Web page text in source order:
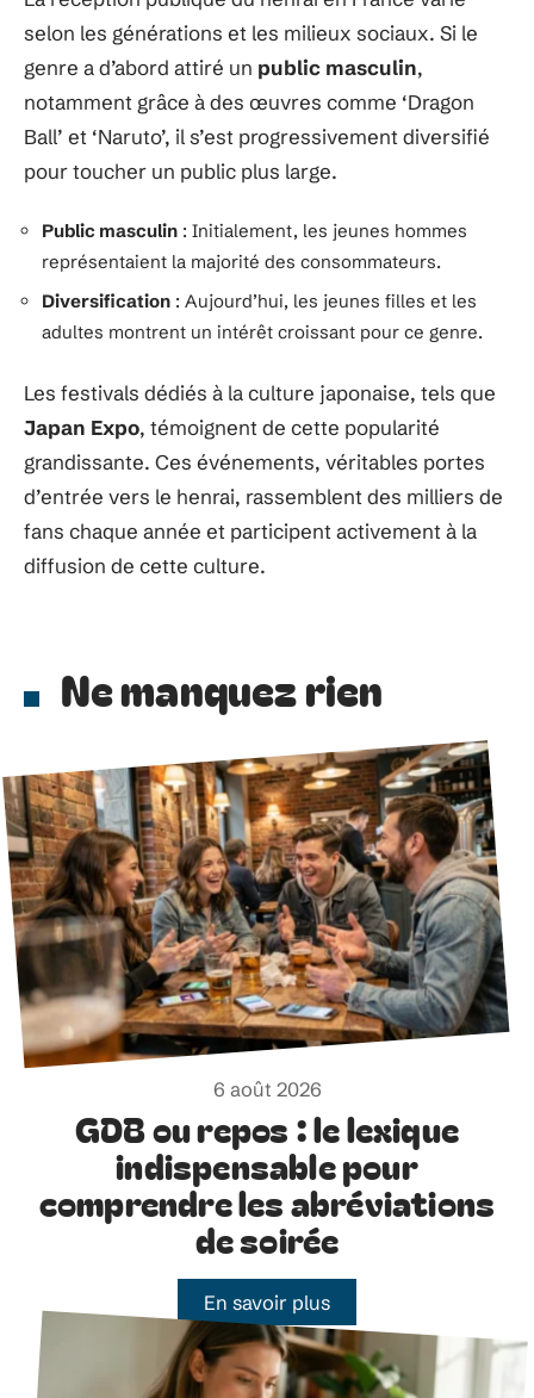
selon les générations et les milieux sociaux. Si le
genre a d’abord attiré un public masculin,
notamment grâce à des œuvres comme ‘Dragon
Ball’ et ‘Naruto’, il s’est progressivement diversifié
pour toucher un public plus large.
Public masculin : Initialement, les jeunes hommes
représentaient la majorité des consommateurs.
Diversification : Aujourd’hui, les jeunes filles et les
adultes montrent un intérêt croissant pour ce genre.
Les festivals dédiés à la culture japonaise, tels que
Japan Expo, témoignent de cette popularité
grandissante. Ces événements, véritables portes
d’entrée vers le henrai, rassemblent des milliers de
fans chaque année et participent activement à la
diffusion de cette culture.
Ne manquez rien
6 août 2026
GDB ou repos : le lexique
indispensable pour
comprendre les abréviations
de soirée
En savoir plus